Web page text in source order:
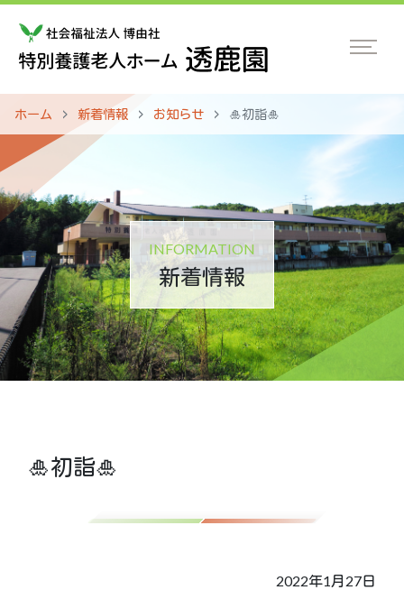
ホーム 新着情報 お知らせ 🎍初詣🎍
INFORMATION
新着情報
🎍初詣🎍
2022年1月27日